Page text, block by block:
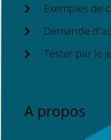
Exemples de
Demande
Tester par le
A propos